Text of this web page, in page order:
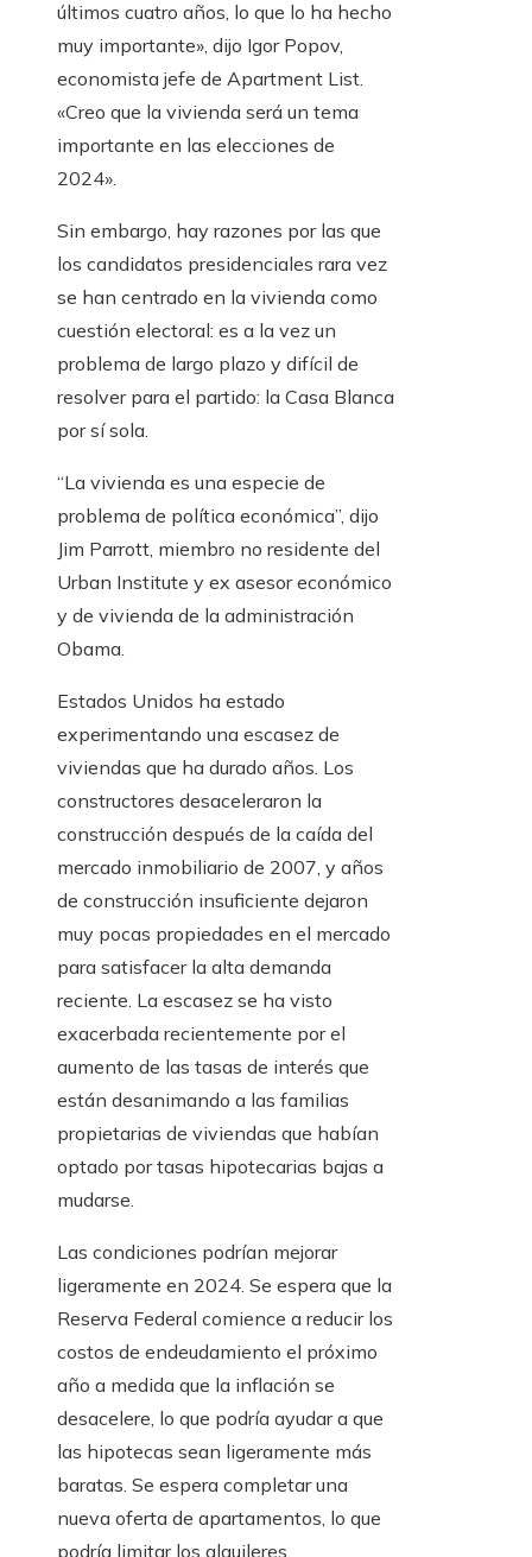
últimos cuatro años, lo que lo ha hecho
muy importante», dijo Igor Popov,
economista jefe de Apartment List.
«Creo que la vivienda será un tema
importante en las elecciones de
2024».
Sin embargo, hay razones por las que
los candidatos presidenciales rara vez
se han centrado en la vivienda como
cuestión electoral: es a la vez un
problema de largo plazo y difícil de
resolver para el partido: la Casa Blanca
por sí sola.
“La vivienda es una especie de
problema de política económica”, dijo
Jim Parrott, miembro no residente del
Urban Institute y ex asesor económico
y de vivienda de la administración
Obama.
Estados Unidos ha estado
experimentando una escasez de
viviendas que ha durado años. Los
constructores desaceleraron la
construcción después de la caída del
mercado inmobiliario de 2007, y años
de construcción insuficiente dejaron
muy pocas propiedades en el mercado
para satisfacer la alta demanda
reciente. La escasez se ha visto
exacerbada recientemente por el
aumento de las tasas de interés que
están desanimando a las familias
propietarias de viviendas que habían
optado por tasas hipotecarias bajas a
mudarse.
Las condiciones podrían mejorar
ligeramente en 2024. Se espera que la
Reserva Federal comience a reducir los
costos de endeudamiento el próximo
año a medida que la inflación se
desacelere, lo que podría ayudar a que
las hipotecas sean ligeramente más
baratas. Se espera completar una
nueva oferta de apartamentos, lo que
podría limitar los alquileres.